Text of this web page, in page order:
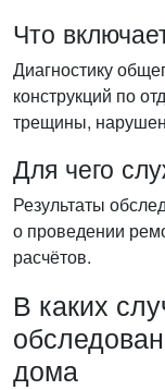
Что
Диагностику
конструкций по
трещины,
Для чего
Результаты
о проведении
расчётов.
В каких
дома